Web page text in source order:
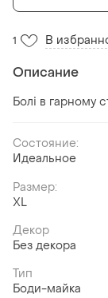
1 В
Описание
Болі в гарному
Состояние:
Идеальное
Размер:
XL
Декор
Без декора
Тип
Боди-майка